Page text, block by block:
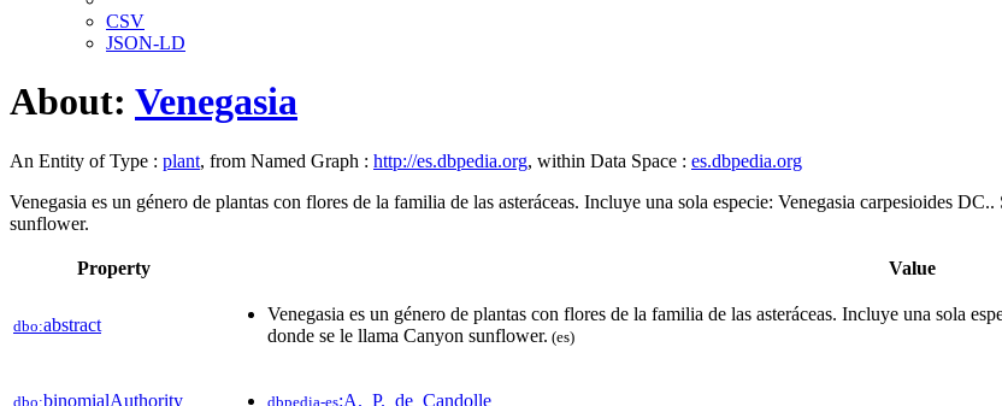
CSV
JSON-LD
About: Venegasia
An Entity of Type : plant, from Named Graph : http://es.dbpedia.org, within Data Space : es.dbpedia.org
Venegasia es un género de plantas con flores de la familia de las asteráceas. Incluye una sola especie: Venegasia carpesioides
sunflower.
Property Value
dbo:abstract
Venegasia es un género de plantas con flores de la familia de las asteráceas. Incluye una sola
donde se le llama Canyon sunflower. (es)
dbo:binomialAuthority dbpedia-es:A._P._de_Candolle